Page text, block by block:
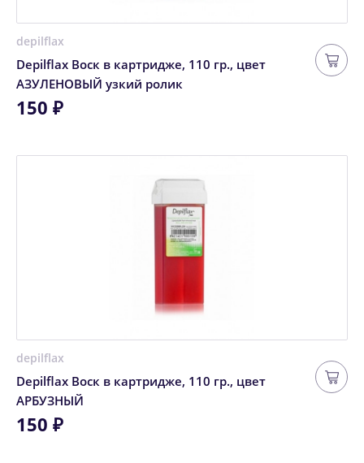
depilflax
Depilflax Воск в картридже, 110 гр., цвет
АЗУЛЕНОВЫЙ узкий ролик
150 ₽
depilflax
Depilflax Воск в картридже, 110 гр., цвет
АРБУЗНЫЙ
150 ₽